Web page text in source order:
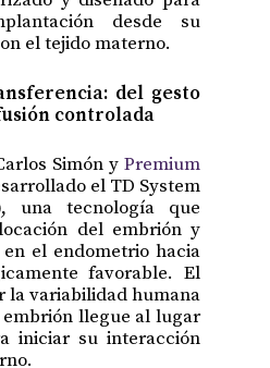
desde su
el tejido materno.
del gesto
controlada
Simón y Premium
el TD System
una tecnología que
del embrión y
el endometrio hacia
favorable. El
la variabilidad humana
llegue al lugar
iniciar su interacción